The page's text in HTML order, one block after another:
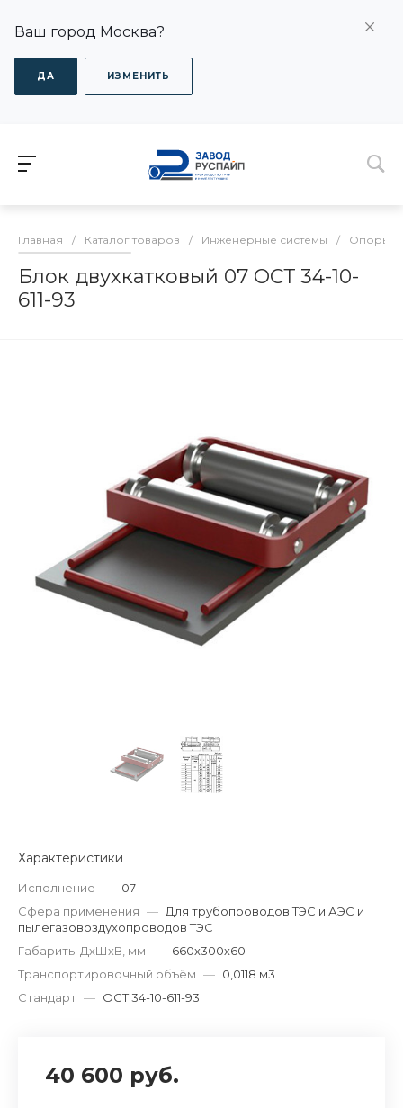
Ваш город Москва?
ДА ИЗМЕНИТЬ
Главная / Каталог товаров / Инженерные системы / Опоры
Блок двухкатковый 07 ОСТ 34-10-
611-93
Характеристики
Исполнение — 07
Сфера применения — Для трубопроводов ТЭС и АЭС и
пылегазовоздухопроводов ТЭС
Габариты ДхШхВ, мм — 660х300х60
Транспортировочный объём — 0,0118 м3
Стандарт — ОСТ 34-10-611-93
40 600 руб.